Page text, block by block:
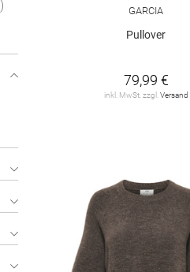
GARCIA
Pullover
79,99 €
inkl. MwSt. zzgl. Versand